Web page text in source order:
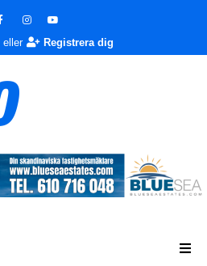
eller Registrera dig